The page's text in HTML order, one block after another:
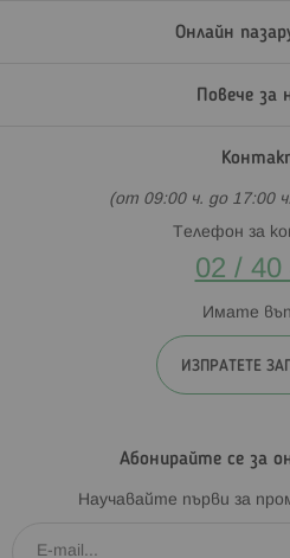
Онлайн
Повече за
(от 09:00 ч. до 17:00
Телефон за
02 / 40
Имате
ИЗПРАТЕТЕ
Абонирайте се за
Научавайте първи за